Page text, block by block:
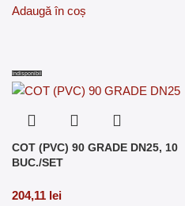
Adaugă în coș
Indisponibil
COT (PVC) 90 GRADE DN25, 10
BUC./SET
204,11 lei